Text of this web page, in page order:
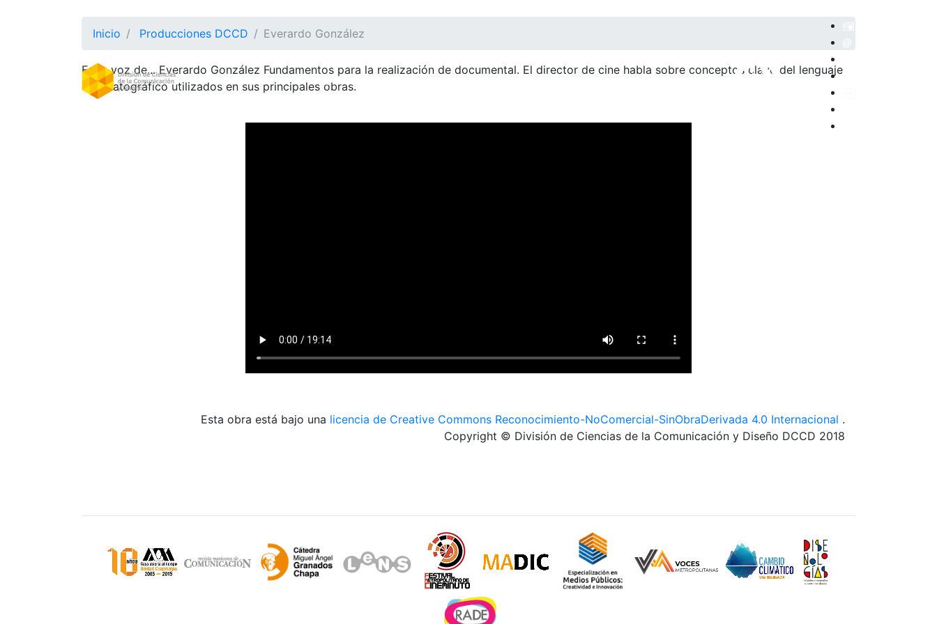
DIVISION(CURRENT)OFERTA EDUCATIVA
Inicio Producciones DCCD Everardo González
En la voz de... Everardo González Fundamentos para la realización de documental. El director de cine habla sobre conceptos clave del lenguaje
cinematográfico utilizados en sus principales obras.
Esta obra está bajo una licencia de Creative Commons Reconocimiento-NoComercial-SinObraDerivada 4.0 Internacional .
Copyright © División de Ciencias de la Comunicación y Diseño DCCD 2018